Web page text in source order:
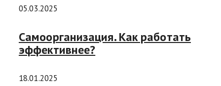
05.03.2025
Самоорганизация. Как работать
эффективнее?
18.01.2025